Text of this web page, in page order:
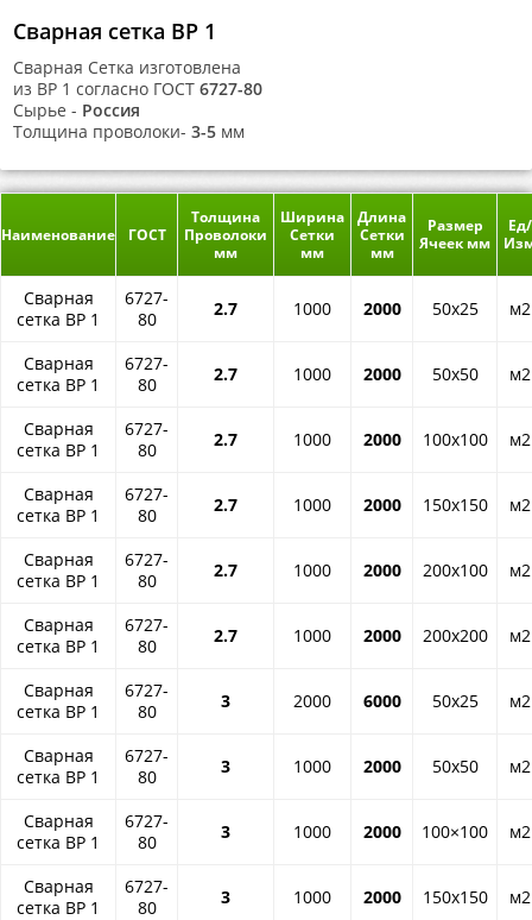
Сварная сетка ВР 1
Сварная Сетка изготовлена
из ВР 1 согласно ГОСТ 6727-80
Сырье - Россия
Толщина проволоки- 3-5 мм
Наименование ГОСТ
Толщина
Проволоки
мм
Ширина
Сетки
мм
Длина
Сетки
мм
Размер
Ячеек мм
Ед/
Сварная
сетка ВР 1
6727-
80
2.7 1000 2000 50x25 м2
Сварная
сетка ВР 1
6727-
80
2.7 1000 2000 50x50 м2
Сварная
сетка ВР 1
6727-
80
2.7 1000 2000 100x100 м2
Сварная
сетка ВР 1
6727-
80
2.7 1000 2000 150x150 м2
Сварная
сетка ВР 1
6727-
80
2.7 1000 2000 200x100 м2
Сварная
сетка ВР 1
6727-
80
2.7 1000 2000 200x200 м2
Сварная
сетка ВР 1
6727-
80
3 2000 6000 50x25 м2
Сварная
сетка ВР 1
6727-
80
3 1000 2000 50x50 м2
Сварная
сетка ВР 1
6727-
80
3 1000 2000 100×100 м2
Сварная
сетка ВР 1
6727-
80
3 1000 2000 150x150 м2